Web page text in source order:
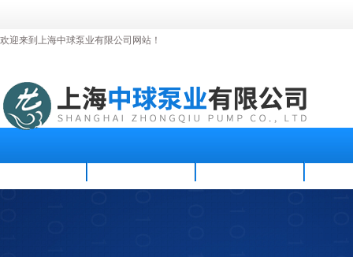
欢迎来到上海中球泵业有限公司网站！